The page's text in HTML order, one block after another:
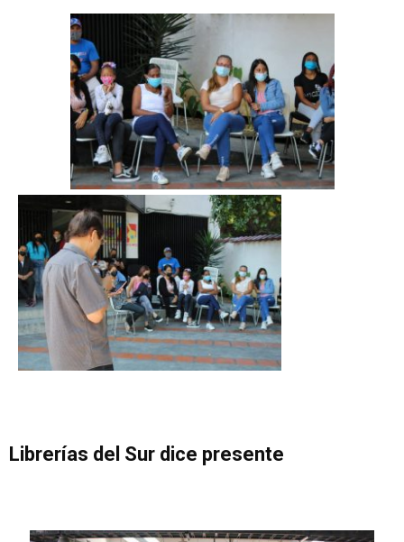
Librerías del Sur dice presente